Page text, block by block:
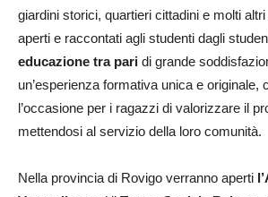
giardini storici, quartieri cittadini e molti
aperti e raccontati agli studenti dagli
educazione tra pari di grande
un’esperienza formativa unica e originale,
l’occasione per i ragazzi di valorizzare il
mettendosi al servizio della loro comunità.
Nella provincia di Rovigo verranno aperti